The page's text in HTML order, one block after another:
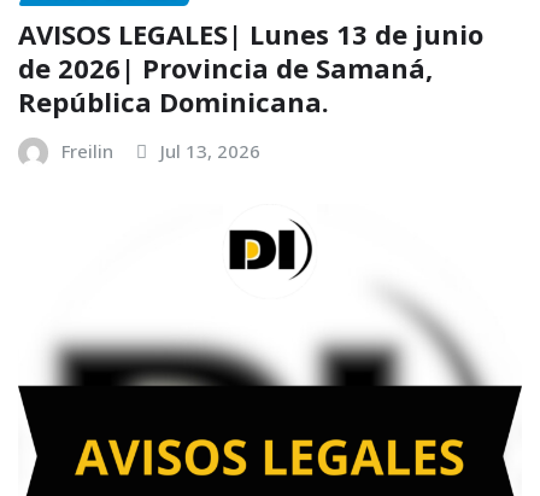
AVISOS LEGALES| Lunes 13 de junio
de 2026| Provincia de Samaná,
República Dominicana.
Freilin Jul 13, 2026